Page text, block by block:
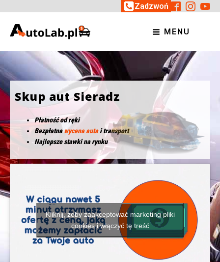
Zadzwoń
MENU
Skup aut Sieradz
Płatność od ręki
Bezpłatnawycena autai transport
Najlepsze stawki na rynku
Kliknij, żeby zaakceptować marketing pliki
cookies i włączyć tę treść